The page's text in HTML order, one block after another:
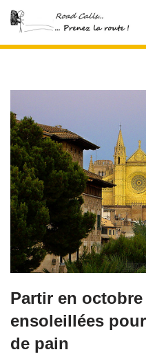
Aller
Partir en
ensoleillées
de pain